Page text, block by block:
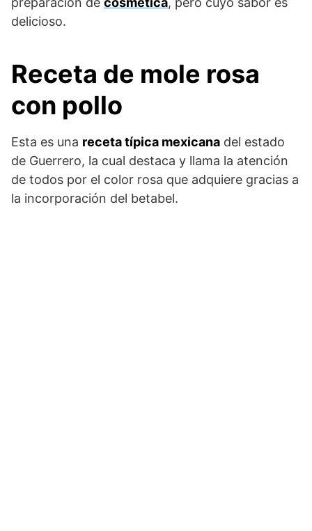
delicioso.
Receta de mole rosa
con pollo
Esta es una receta típica mexicana del estado
de Guerrero, la cual destaca y llama la atención
de todos por el color rosa que adquiere gracias a
la incorporación del betabel.